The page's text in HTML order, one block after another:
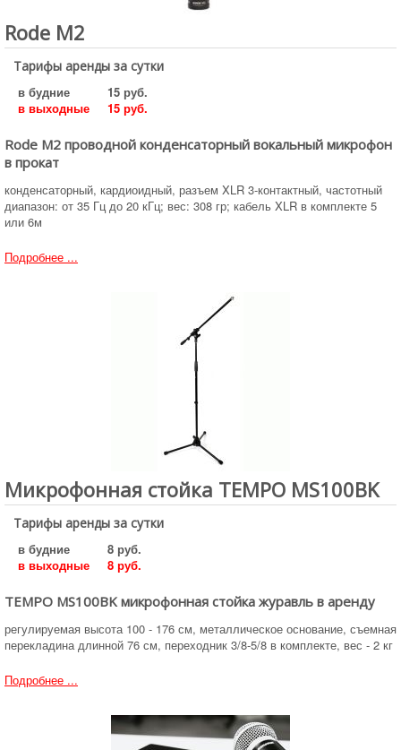
Rode M2
Тарифы аренды за сутки
в будние
15 руб.
в выходные
15 руб.
Rode M2 проводной конденсаторный вокальный микрофон
в прокат
конденсаторный, кардиоидный, разъем XLR 3-контактный, частотный
диапазон: от 35 Гц до 20 кГц; вес: 308 гр; кабель XLR в комплекте 5
или 6м
Подробнее ...
Микрофонная стойка TEMPO MS100BK
Тарифы аренды за сутки
в будние
8 руб.
в выходные
8 руб.
TEMPO MS100BK микрофонная стойка журавль в аренду
регулируемая высота 100 - 176 см, металлическое основание, съемная
перекладина длинной 76 см, переходник 3/8-5/8 в комплекте, вес - 2 кг
Подробнее ...